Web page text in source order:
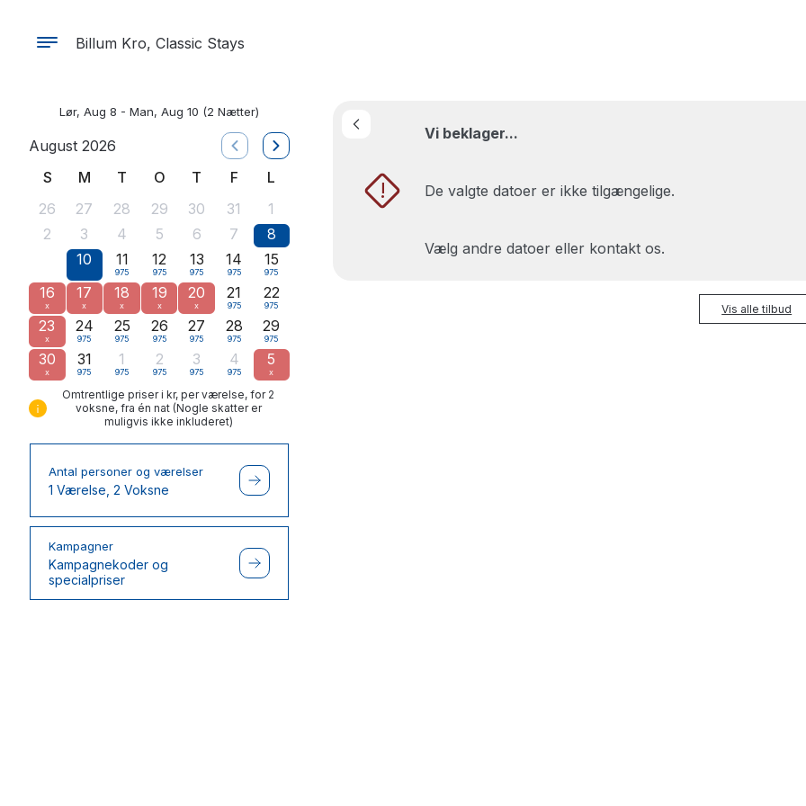
Billum Kro, Classic Stays
Lør, Aug 8 - Man, Aug 10 (2 Nætter)
August 2026
S
M T O T F
L
26
27 28 29 30 31
1
2
3 4 5 6 7
8
10 11
975
12
975
13
975
14
975
15
975
16
x
17
x
18
x
19
x
20
x
21
975
22
975
23
x
24
975
25
975
26
975
27
975
28
975
29
975
30
x
31
975
1
975
2
975
3
975
4
975
5
x
Omtrentlige priser i kr, per værelse, for 2
voksne, fra én nat (Nogle skatter er
muligvis ikke inkluderet)
Antal personer og værelser
1 Værelse, 2 Voksne
Kampagner
Kampagnekoder og
specialpriser
!
Vi beklager...
De valgte datoer er ikke tilgængelige.
Vælg andre datoer eller kontakt os.
Vis alle tilbud